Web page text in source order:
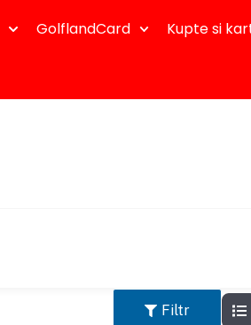
GolflandCard Kupte si
Filtr